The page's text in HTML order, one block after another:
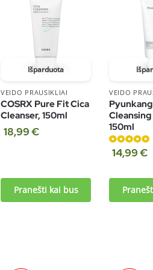
Išparduota
VEIDO PRAUSIKLIAI
COSRX Pure Fit Cica
Cleanser, 150ml
18,99€
Pranešti kai bus
VEIDO
Cleansing
150ml
Įvertinimas:
14,99€